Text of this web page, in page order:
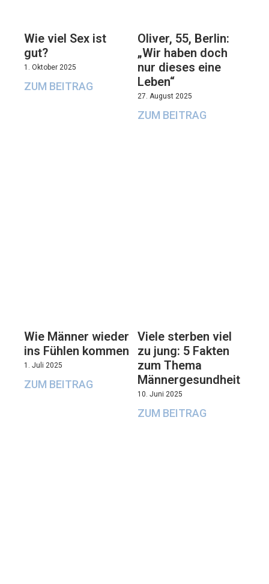
Wie viel Sex ist
gut?
1. Oktober 2025
ZUM BEITRAG
Oliver, 55, Berlin:
„Wir haben doch
nur dieses eine
Leben“
27. August 2025
ZUM BEITRAG
Wie Männer wieder
ins Fühlen kommen
1. Juli 2025
ZUM BEITRAG
Viele sterben viel
zu jung: 5 Fakten
zum Thema
Männergesundheit
10. Juni 2025
ZUM BEITRAG